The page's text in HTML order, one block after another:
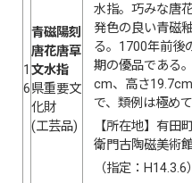
1
6
青磁陽刻
唐花唐草
文水指
県重要文
化財
(工芸品)
水指。巧みな唐
発色の良い青磁
る。1700年前後
期の優品である
cm、高さ
で、類例は極めて
【所在地】有田
衛門古陶磁美術
（指定：H14.3.6）